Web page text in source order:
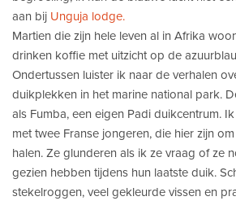
aan bij Unguja lodge.
Martien die zijn hele leven al in Afrika
drinken koffie met uitzicht op de
Ondertussen luister ik naar de verhalen
duikplekken in het marine national park.
als Fumba, een eigen Padi duikcentrum.
met twee Franse jongeren, die hier zijn
halen. Ze glunderen als ik ze vraag of ze
gezien hebben tijdens hun laatste duik.
stekelroggen, veel gekleurde vissen en